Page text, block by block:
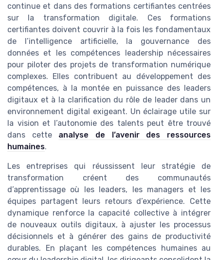
continue et dans des formations certifiantes centrées
sur la transformation digitale. Ces formations
certifiantes doivent couvrir à la fois les fondamentaux
de l’intelligence artificielle, la gouvernance des
données et les compétences leadership nécessaires
pour piloter des projets de transformation numérique
complexes. Elles contribuent au développement des
compétences, à la montée en puissance des leaders
digitaux et à la clarification du rôle de leader dans un
environnement digital exigeant. Un éclairage utile sur
la vision et l’autonomie des talents peut être trouvé
dans cette analyse de l’avenir des ressources
humaines.
Les entreprises qui réussissent leur stratégie de
transformation créent des communautés
d’apprentissage où les leaders, les managers et les
équipes partagent leurs retours d’expérience. Cette
dynamique renforce la capacité collective à intégrer
de nouveaux outils digitaux, à ajuster les processus
décisionnels et à générer des gains de productivité
durables. En plaçant les compétences humaines au